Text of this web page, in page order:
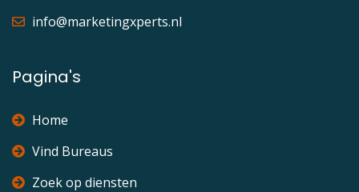
info@marketingxperts.nl
Pagina's
Home
Vind Bureaus
Zoek op diensten